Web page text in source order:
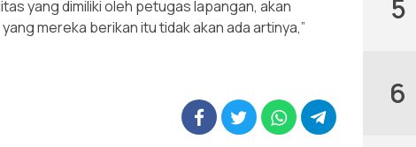
yang dimiliki oleh petugas lapangan, akan
mereka berikan itu tidak akan ada artinya,”
5
6